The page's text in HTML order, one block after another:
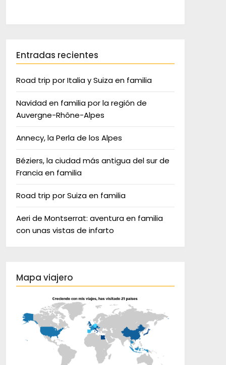
Entradas recientes
Road trip por Italia y Suiza en familia
Navidad en familia por la región de
Auvergne-Rhône-Alpes
Annecy, la Perla de los Alpes
Béziers, la ciudad más antigua del sur de
Francia en familia
Road trip por Suiza en familia
Aeri de Montserrat: aventura en familia
con unas vistas de infarto
Mapa viajero